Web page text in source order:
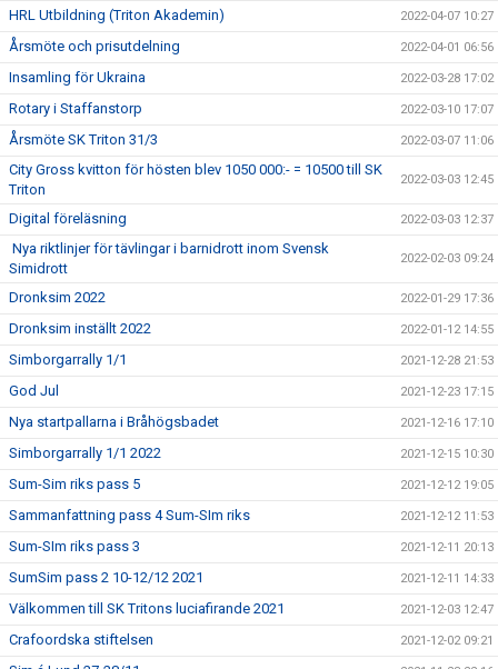
HRL Utbildning (Triton Akademin) 2022-04-07 10:27
Årsmöte och prisutdelning 2022-04-01 06:56
Insamling för Ukraina 2022-03-28 17:02
Rotary i Staffanstorp 2022-03-10 17:07
Årsmöte SK Triton 31/3 2022-03-07 11:06
City Gross kvitton för hösten blev 1050 000:- = 10500 till SK
Triton
2022-03-03 12:45
Digital föreläsning 2022-03-03 12:37
Nya riktlinjer för tävlingar i barnidrott inom Svensk
Simidrott
2022-02-03 09:24
Dronksim 2022 2022-01-29 17:36
Dronksim inställt 2022 2022-01-12 14:55
Simborgarrally 1/1 2021-12-28 21:53
God Jul 2021-12-23 17:15
Nya startpallarna i Bråhögsbadet 2021-12-16 17:10
Simborgarrally 1/1 2022 2021-12-15 10:30
Sum-Sim riks pass 5 2021-12-12 19:05
Sammanfattning pass 4 Sum-SIm riks 2021-12-12 11:53
Sum-SIm riks pass 3 2021-12-11 20:13
SumSim pass 2 10-12/12 2021 2021-12-11 14:33
Välkommen till SK Tritons luciafirande 2021 2021-12-03 12:47
Crafoordska stiftelsen 2021-12-02 09:21